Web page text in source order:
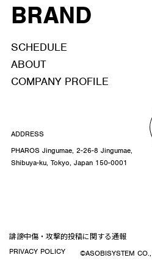
BRAND
SCHEDULE
ABOUT
COMPANY PROFILE
ADDRESS
PHAROS Jingumae, 2-26-8 Jingumae,
Shibuya-ku, Tokyo, Japan 150-0001
誹謗中傷・攻撃的投稿に関する通報
PRIVACY POLICY
©ASOBISYSTEM